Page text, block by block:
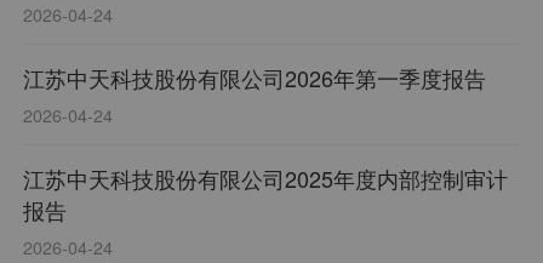
2026-04-24
江苏中天科技股份有限公司2026年第一季度报告
2026-04-24
江苏中天科技股份有限公司2025年度内部控制审计
报告
2026-04-24